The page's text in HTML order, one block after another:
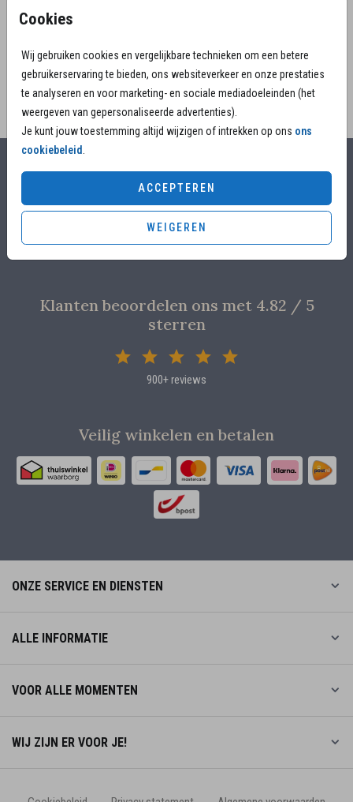
Cookies
Wij gebruiken cookies en vergelijkbare technieken om een betere
gebruikerservaring te bieden, ons websiteverkeer en onze prestaties
te analyseren en voor marketing- en sociale mediadoeleinden (het
weergeven van gepersonaliseerde advertenties).
Je kunt jouw toestemming altijd wijzigen of intrekken op ons ons
cookiebeleid
ACCEPTEREN
WEIGEREN
Alles voor jouw moment
Overleg met designers van de ontwerpstudio
Klanten beoordelen ons met 4.82 / 5
sterren
900+ reviews
Veilig winkelen en betalen
ONZE SERVICE EN DIENSTEN
ALLE INFORMATIE
VOOR ALLE MOMENTEN
WIJ ZIJN ER VOOR JE!